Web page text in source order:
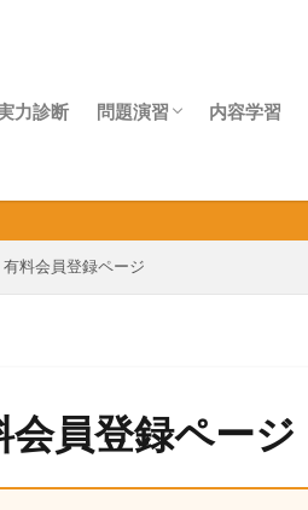
力診断 問題演習 内容学習
有料会員登録ページ
会員登録ページ